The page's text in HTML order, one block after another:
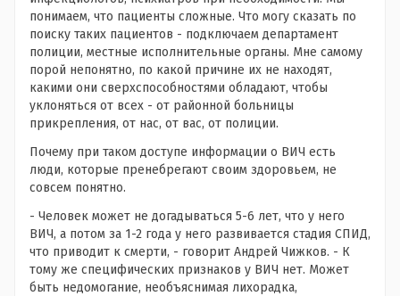
понимаем, что пациенты сложные. Что могу сказать по
поиску таких пациентов - подключаем департамент
полиции, местные исполнительные органы. Мне самому
порой непонятно, по какой причине их не находят,
какими они сверхспособностями обладают, чтобы
уклоняться от всех - от районной больницы
прикрепления, от нас, от вас, от полиции.
Почему при таком доступе информации о ВИЧ есть
люди, которые пренебрегают своим здоровьем, не
совсем понятно.
- Человек может не догадываться 5-6 лет, что у него
ВИЧ, а потом за 1-2 года у него развивается стадия СПИД,
что приводит к смерти, - говорит Андрей Чижков. - К
тому же специфических признаков у ВИЧ нет. Может
быть недомогание, необъяснимая лихорадка,